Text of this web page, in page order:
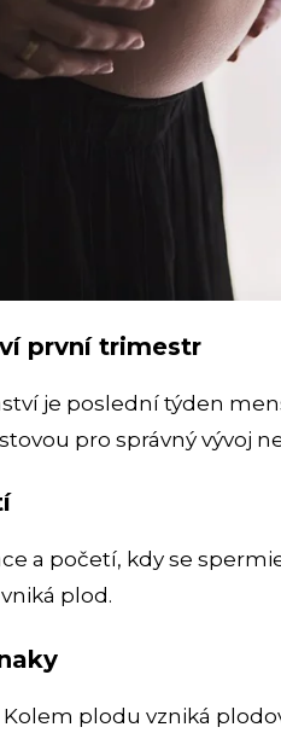
první trimestr
je poslední týden
pro správný vývoj
a početí, kdy se
plod.
plodu vzniká